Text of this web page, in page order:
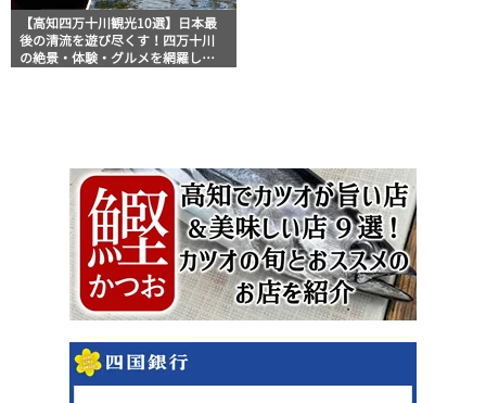
【高知四万十川観光10選】日本最
後の清流を遊び尽くす！四万十川
の絶景・体験・グルメを網羅した